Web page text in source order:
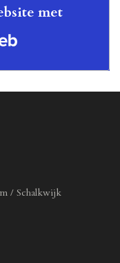
met
/ Schalkwijk